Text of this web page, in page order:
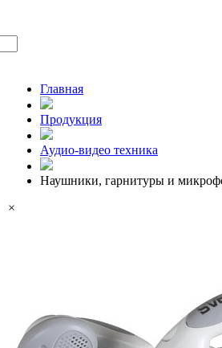
Главная
Продукция
Аудио-видео техника
Наушники, гарнитуры и
×